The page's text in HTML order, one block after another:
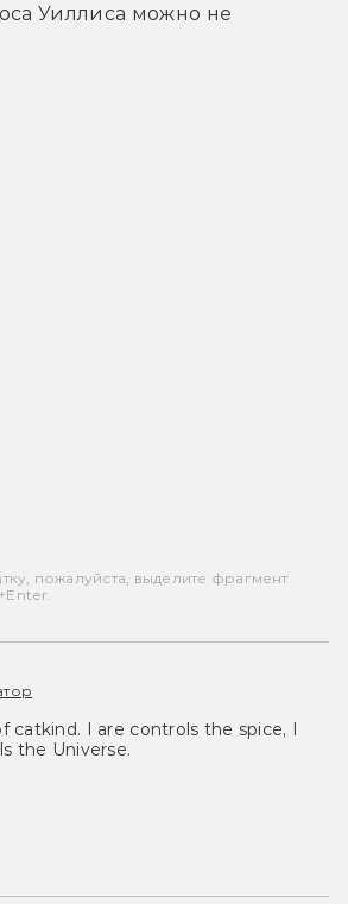
Уиллиса можно не
пожалуйста, выделите фрагмент
catkind. I are controls the spice, I
the Universe.